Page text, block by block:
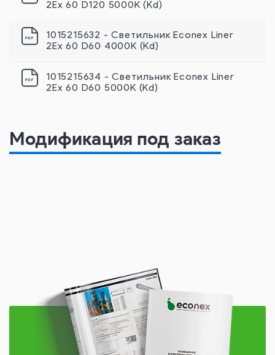
2Ex 60 D120 5000К (Kd)
1015215632 - Светильник Econex Liner
2Ex 60 D60 4000К (Kd)
1015215634 - Светильник Econex Liner
2Ex 60 D60 5000К (Kd)
Модификация под заказ